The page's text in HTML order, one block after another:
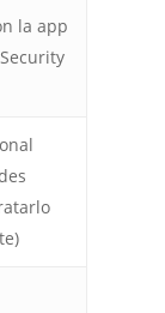
la app